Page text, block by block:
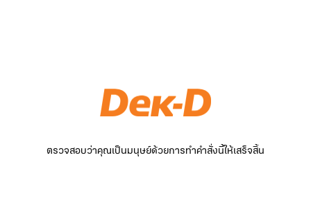
ตรวจสอบว่าคุณเป็นมนุษย์ด้วยการทำคำสั่งนี้ให้เสร็จสิ้น